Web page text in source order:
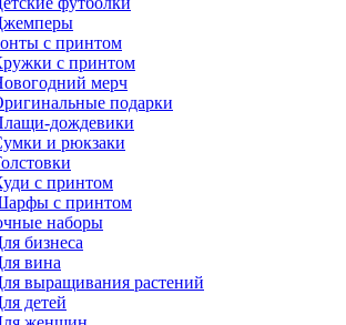
с принтом
с принтом
мерч
подарки
дождевики
и рюкзаки
с принтом
с принтом
наборы
бизнеса
вина
выращивания растений
детей